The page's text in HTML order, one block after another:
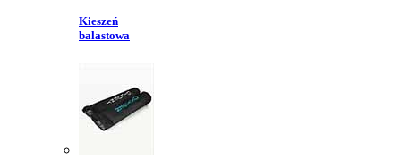
Kieszeń
balastowa